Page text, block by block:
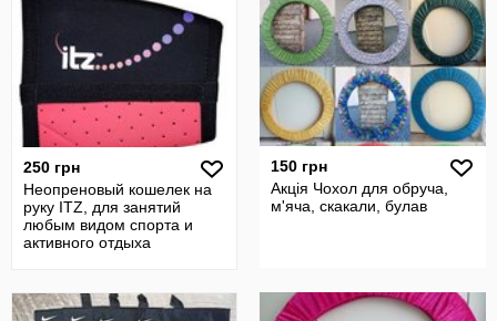
250 грн
Неопреновый кошелек на
руку ITZ, для занятий
любым видом спорта и
активного отдыха
150 грн
Акція Чохол для обруча,
м'яча, скакали, булав